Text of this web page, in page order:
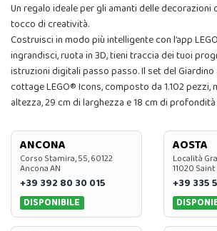
Un regalo ideale per gli amanti delle decorazioni
tocco di creatività.
Costruisci in modo più intelligente con l’app
ingrandisci, ruota in 3D, tieni traccia dei tuoi
istruzioni digitali passo passo. Il set del Giardino
cottage LEGO® Icons, composto da 1.102 pezzi,
altezza, 29 cm di larghezza e 18 cm di profondità
ANCONA
Corso Stamira, 55, 60122
Ancona AN
+39 392 80 30 015
DISPONIBILE
AOSTA
Località
11020 Saint
+39 335